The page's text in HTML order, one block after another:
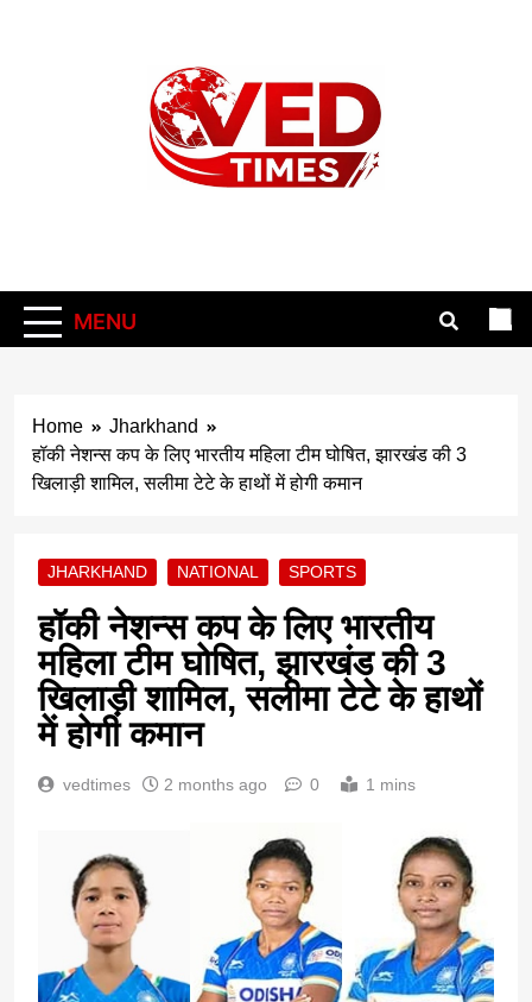
MENU
Home
Jharkhand
हॉकी नेशन्स कप के लिए भारतीय महिला टीम घोषित, झारखंड की 3
खिलाड़ी शामिल, सलीमा टेटे के हाथों में होगी कमान
JHARKHAND NATIONAL SPORTS
हॉकी नेशन्स कप के लिए भारतीय
महिला टीम घोषित, झारखंड की 3
खिलाड़ी शामिल, सलीमा टेटे के हाथों
में होगी कमान
vedtimes 2 months ago 0 1 mins